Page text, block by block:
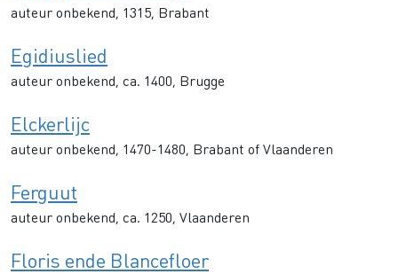
auteur onbekend, 1315, Brabant
Egidiuslied
auteur onbekend, ca. 1400, Brugge
Elckerlijc
auteur onbekend, 1470-1480, Brabant of Vlaanderen
Ferguut
auteur onbekend, ca. 1250, Vlaanderen
Floris ende Blancefloer